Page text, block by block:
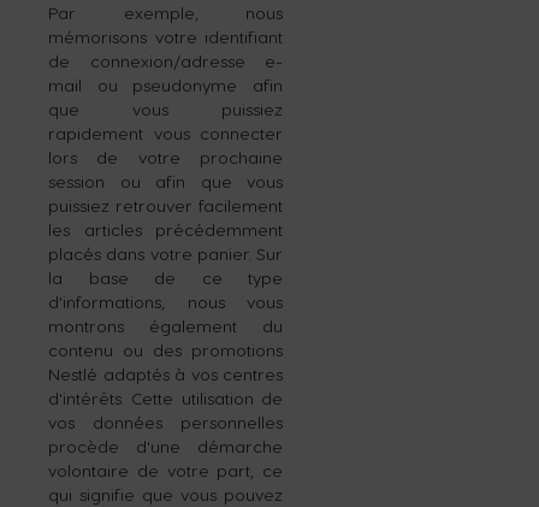
Par exemple, nous
mémorisons votre identifiant
de connexion/adresse e-
mail ou pseudonyme afin
que vous puissiez
rapidement vous connecter
lors de votre prochaine
session ou afin que vous
puissiez retrouver facilement
les articles précédemment
placés dans votre panier. Sur
la base de ce type
d'informations, nous vous
montrons également du
contenu ou des promotions
Nestlé adaptés à vos centres
d'intérêts. Cette utilisation de
vos données personnelles
procède d'une démarche
volontaire de votre part, ce
qui signifie que vous pouvez